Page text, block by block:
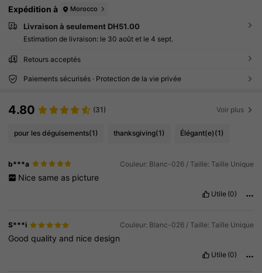
Expédition à Morocco
Livraison à seulement DH51.00
Estimation de livraison: le 30 août et le 4 sept.
Retours acceptés
Paiements sécurisés · Protection de la vie privée
4.80 (31) Voir plus
pour les déguisements(1) thanksgiving(1) Élégant(e)(1)
b***a Couleur: Blanc-026 / Taille: Taille Unique
Nice same as picture
Utile (0)
S***i Couleur: Blanc-026 / Taille: Taille Unique
Goodquality and nicedesign
Utile (0)